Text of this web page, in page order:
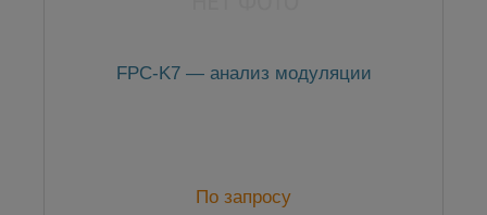
FPC-K7 — анализ модуляции
По запросу